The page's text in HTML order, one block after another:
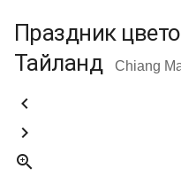
Праздник
Тайланд
Chiang


